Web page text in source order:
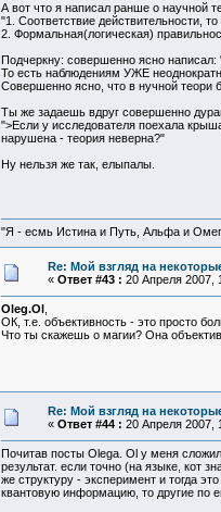
А вот что я написал ранше о научной
"1. Соответствие действительности, то
2. Формальная(логическая)
Подчеркну: совершенно ясно написал:
То есть наблюдениям УЖЕ
Совершенно ясно, что в нучной теори
Ты же задаешь вдруг совершенно
">Если у исследователя поехала
нарушена - теория неверна?"
Ну нельзя же так, елыпалы.
"Я - есмь Истина и Путь, Альфа и
Re: Мой взгляд на
« Ответ #43 : 20 Апреля 2007,
Oleg.Ol
ОК, т.е. объективность - это просто
Что ты скажешь о магии? Она
Re: Мой взгляд на
« Ответ #44 : 20 Апреля 2007,
Почитав посты Olega. Ol у меня
результат. если точно (на языке, кот
же структуру - эксперимент и тогда
квантовую информацию, то другие по